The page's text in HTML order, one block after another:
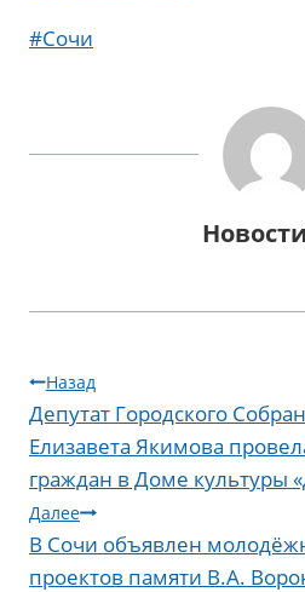
Метки
#Сочи
Навигация
по
записям
Назад
Депутат Городского
Елизавета Якимова
граждан в Доме культуры
Далее
В Сочи объявлен
проектов памяти В.А.